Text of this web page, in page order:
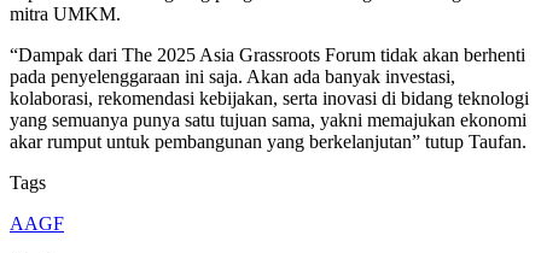
mitra UMKM.
“Dampak dari The 2025 Asia Grassroots Forum tidak akan berhenti
pada penyelenggaraan ini saja. Akan ada banyak investasi,
kolaborasi, rekomendasi kebijakan, serta inovasi di bidang teknologi
yang semuanya punya satu tujuan sama, yakni memajukan ekonomi
akar rumput untuk pembangunan yang berkelanjutan” tutup Taufan.
Tags
AAGF